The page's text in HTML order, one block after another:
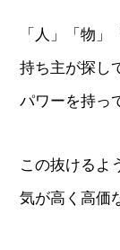
「人」「物」
持ち主が探し
パワーを持っ
この抜けるよ
気が高く高価